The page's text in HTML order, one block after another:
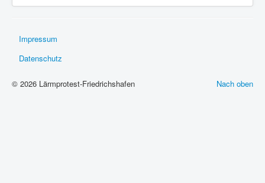
Impressum
Datenschutz
Nach oben
© 2026 Lärmprotest-Friedrichshafen